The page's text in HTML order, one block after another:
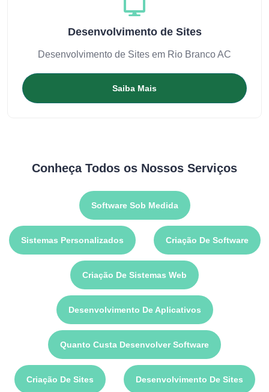
Desenvolvimento de Sites
Desenvolvimento de Sites em Rio Branco AC
Saiba Mais
Conheça Todos os Nossos Serviços
Software Sob Medida
Sistemas Personalizados Criação De Software
Criação De Sistemas Web
Desenvolvimento De Aplicativos
Quanto Custa Desenvolver Software
Criação De Sites Desenvolvimento De Sites